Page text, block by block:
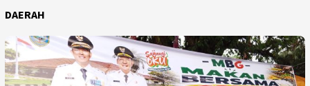
DAERAH